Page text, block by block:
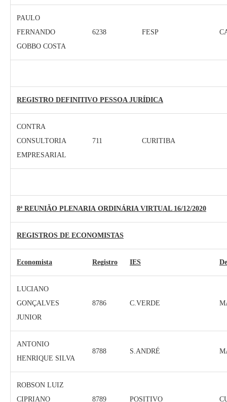
PAULO
FERNANDO
GOBBO COSTA
6238 FESP
REGISTRO DEFINITIVO PESSOA JURÍDICA
CONTRA
CONSULTORIA
EMPRESARIAL
711 CURITIBA
8ª REUNIÃO PLENARIA ORDINÁRIA VIRTUAL 16/12/2020
REGISTROS DE ECONOMISTAS
Economista Registro IES
LUCIANO
GONÇALVES
JUNIOR
8786 C.VERDE
ANTONIO
HENRIQUE SILVA
8788 S.ANDRÉ
ROBSON LUIZ
CIPRIANO
8789 POSITIVO